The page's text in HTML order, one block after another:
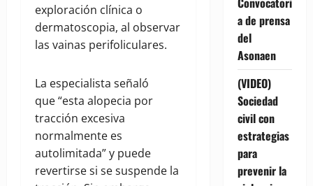
exploración clínica o
dermatoscopia, al observar
las vainas perifoliculares.
La especialista señaló
que “esta alopecia por
tracción excesiva
normalmente es
autolimitada” y puede
revertirse si se suspende la
a de prensa
del
Asonaen
(VIDEO)
Sociedad
civil con
estrategias
para
prevenir la